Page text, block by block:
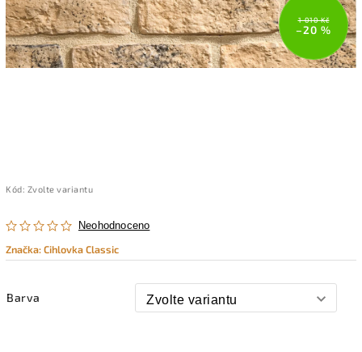
1 010 Kč
–20 %
Kód: Zvolte variantu
Neohodnoceno
Značka:Cihlovka Classic
Barva